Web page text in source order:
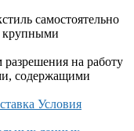
самостоятельно
крупными
на работу
содержащими
Условия